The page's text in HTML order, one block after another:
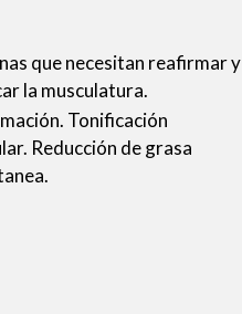
que necesitan reafirmar y
la musculatura.
Tonificación
Reducción de grasa